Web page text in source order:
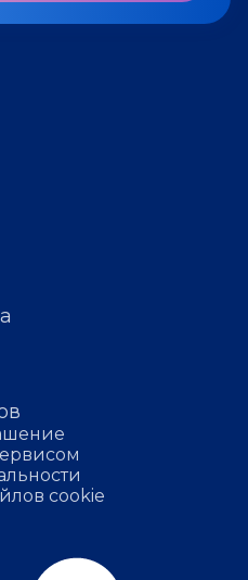
cookie